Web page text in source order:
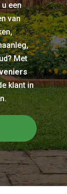
u een
van
Met
klant in